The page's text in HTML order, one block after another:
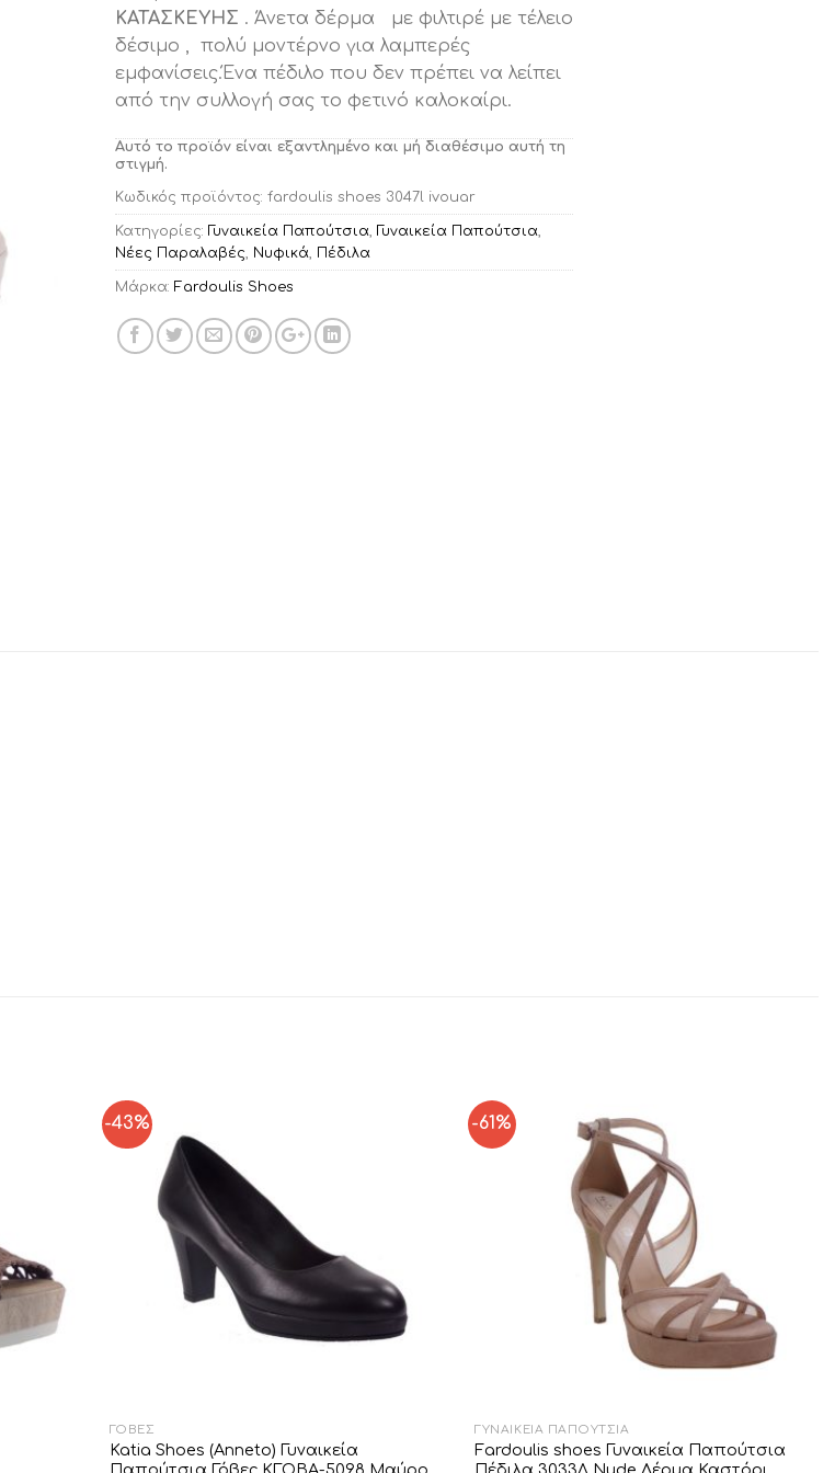
ΚΑΤΑΣΚΕΥΗΣ . Άνετα δέρμα με φιλτιρέ με τέλειο
δέσιμο , πολύ μοντέρνο για λαμπερές
εμφανίσεις.Ένα πέδιλο που δεν πρέπει να λείπει
από την συλλογή σας το φετινό καλοκαίρι.
Αυτό το προϊόν είναι εξαντλημένο και μή διαθέσιμο αυτή τη
στιγμή.
Κωδικός προϊόντος: fardoulis shoes 3047l ivouar
Κατηγορίες: Γυναικεία Παπούτσια, Γυναικεία Παπούτσια,
Νέες Παραλαβές, Νυφικά, Πέδιλα
Μάρκα: Fardoulis Shoes
-43%
ΓΌΒΕΣ
Katia Shoes (Anneto) Γυναικεία
-61%
ΓΥΝΑΙΚΕΊΑ ΠΑΠΟΎΤΣΙΑ
Fardoulis shoes Γυναικεία Παπούτσια